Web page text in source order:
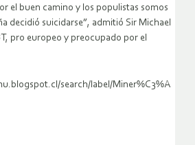
el buen camino y los populistas somos
decidió suicidarse”, admitió Sir Michael
pro europeo y preocupado por el
search/label/Miner%C3%A